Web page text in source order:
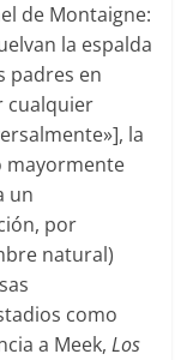
de Montaigne:
la espalda
padres en
cualquier
la
mayormente
un
por
natural)
como
a Meek,Los